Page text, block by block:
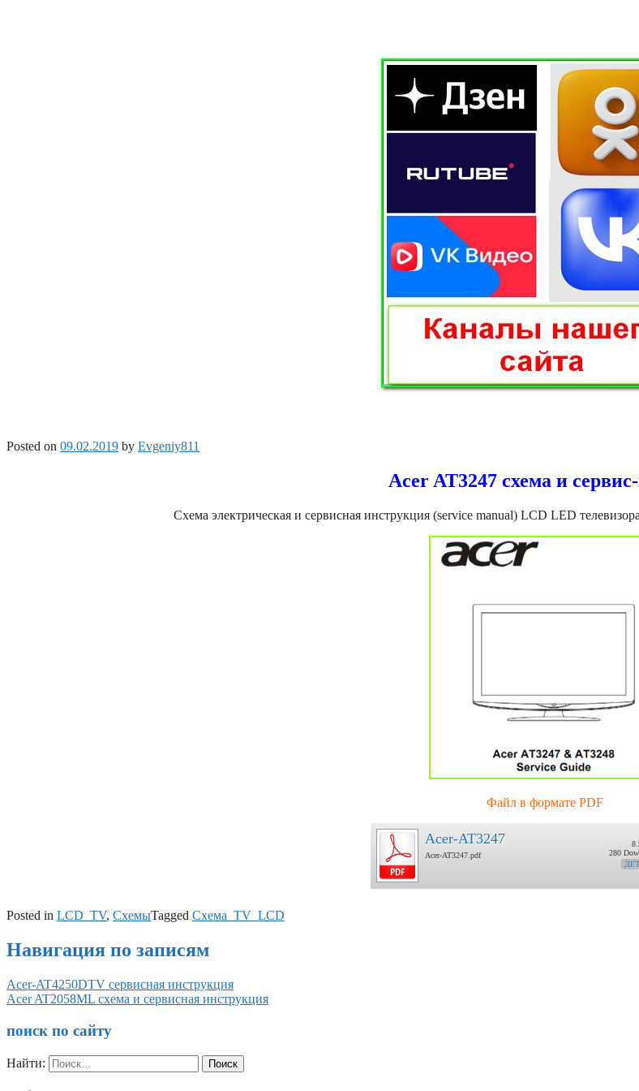
Posted on 09.02.2019 by Evgeniy811
Acer AT3247 схема и
Схема электрическая и сервисная инструкция (service manual) LCD LED
Файл в формате PDF
Acer-AT3247
Acer-AT3247.pdf
280
Posted in LCD_TV, СхемыTagged Схема_TV_LCD
Навигация по записям
Acer-AT4250DTV сервисная инструкция
Acer AT2058ML схема и сервисная инструкция
поиск по сайту
Найти: